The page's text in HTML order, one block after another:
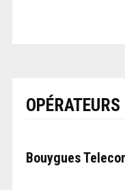
OPÉRATEURS
Bouygues